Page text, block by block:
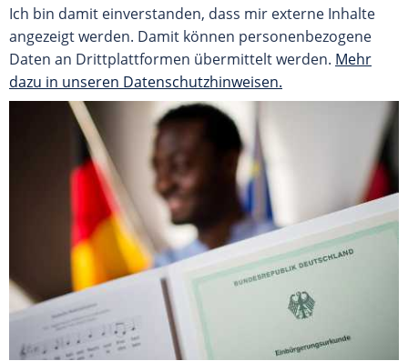
Ich bin damit einverstanden, dass mir externe Inhalte
angezeigt werden. Damit können personenbezogene
Daten an Drittplattformen übermittelt werden. Mehr
dazu in unseren Datenschutzhinweisen.